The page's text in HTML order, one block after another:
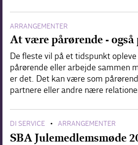
ARRANGEMENTER
At være pårørende - også
De fleste vil på et tidspunkt
pårørende eller arbejde sammen
er det. Det kan være som
partnere eller andre nære
DI SERVICE • ARRANGEMENTER
SBA Julemedlemsmøde